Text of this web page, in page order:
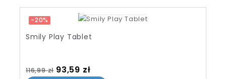
-20%
07 12 13 18
Smily Play Tablet
Cena standardowa
116,99 zł Cena
93,59 zł